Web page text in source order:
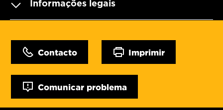
Informações legais
Contacto Imprimir
Comunicar problema